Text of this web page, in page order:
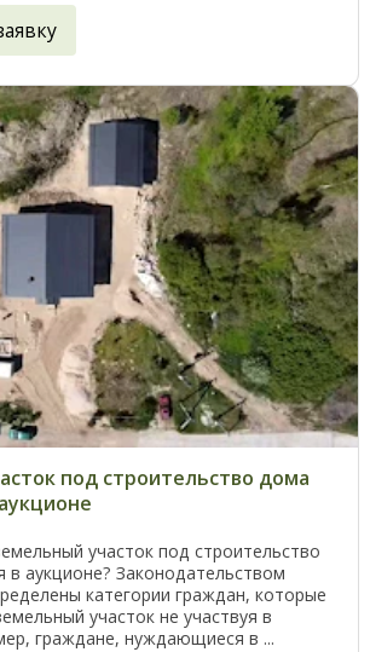
под строительство дома
участок под строительство
в аукционе? Законодательством
категории граждан, которые
участок не участвуя в
граждане, нуждающиеся в ...